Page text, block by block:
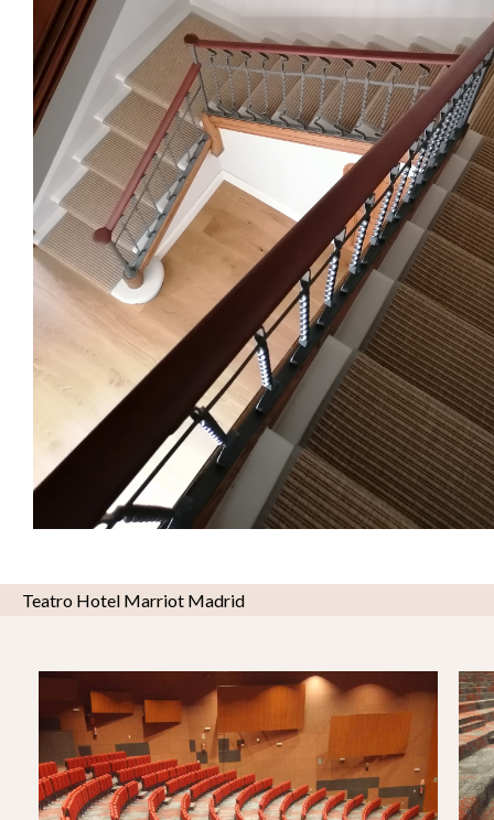
Teatro Hotel Marriot Madrid